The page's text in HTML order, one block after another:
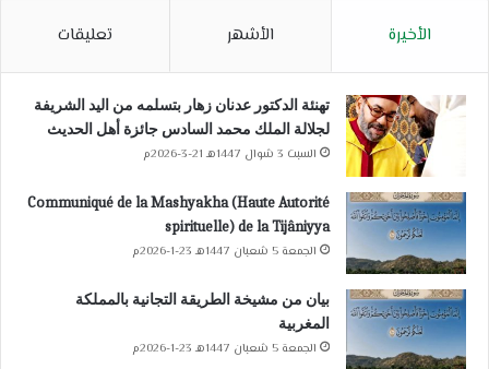
الأخيرة الأشهر تعليقات
تهنئة الدكتور عدنان زهار بتسلمه من اليد الشريفة
لجلالة الملك محمد السادس جائزة أهل الحديث
السبت 3 شوال 1447هـ 21-3-2026م
Communiqué de la Mashyakha (Haute Autorité
spirituelle) de la Tijâniyya
الجمعة 5 شعبان 1447هـ 23-1-2026م
بيان من مشيخة الطريقة التجانية بالمملكة
المغربية
الجمعة 5 شعبان 1447هـ 23-1-2026م